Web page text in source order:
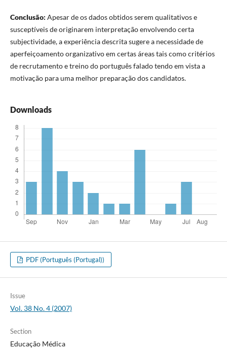
Conclusão: Apesar de os dados obtidos serem qualitativos e
susceptíveis de originarem interpretação envolvendo certa
subjectividade, a experiência descrita sugere a necessidade de
aperfeiçoamento organizativo em certas áreas tais como critérios
de recrutamento e treino do português falado tendo em vista a
motivação para uma melhor preparação dos candidatos.
Downloads
PDF (Português (Portugal))
Issue
Vol. 38 No. 4 (2007)
Section
Educação Médica